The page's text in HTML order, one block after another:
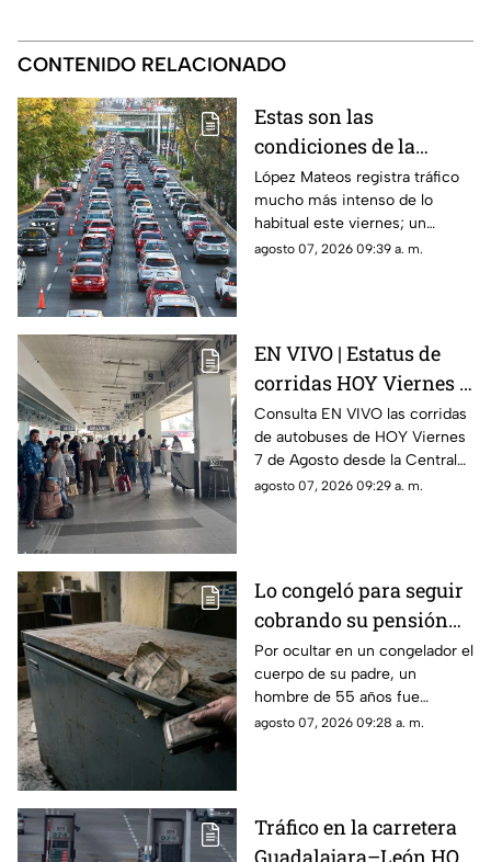
CONTENIDO RELACIONADO
Estas son las
condiciones de la
avenida López Mateos
HOY Viernes 7 de
Agosto 2026
López Mateos registra tráfico
mucho más intenso de lo
habitual este viernes; un
recorrido de sur a norte toma
agosto 07, 2026 09:39 a. m.
EN VIVO | Estatus de
corridas HOY Viernes 7
de Agosto 2026 en la
Central Nueva de
Tlaquepaque; salidas
de Guadalajara
Consulta EN VIVO las corridas
de autobuses de HOY Viernes
7 de Agosto desde la Central
Nueva de Tlaquepaque y revisa
agosto 07, 2026 09:29 a. m.
Lo congeló para seguir
cobrando su pensión…
así lo descubrieron
Por ocultar en un congelador el
cuerpo de su padre, un
hombre de 55 años fue
detenido en Grecia
agosto 07, 2026 09:28 a. m.
Tráfico en la carretera
Guadalajara–León HOY